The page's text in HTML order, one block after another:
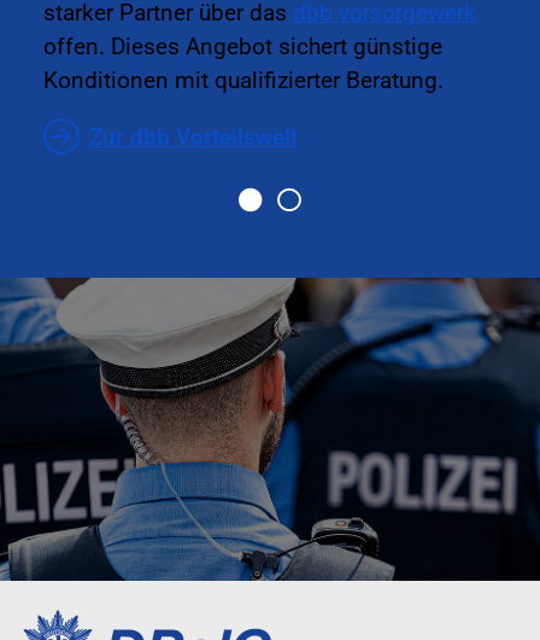
starker Partner über das dbb vorsorgewerk
offen. Dieses Angebot sichert günstige
Konditionen mit qualifizierter Beratung.
Zur dbb Vorteilswelt